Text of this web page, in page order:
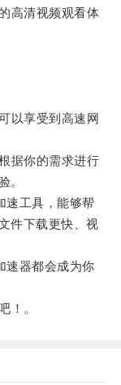
高清视频观看体
以享受到高速网
据你的需求进行
。
工具，能够帮
件下载更快、视
器都会成为你
！。